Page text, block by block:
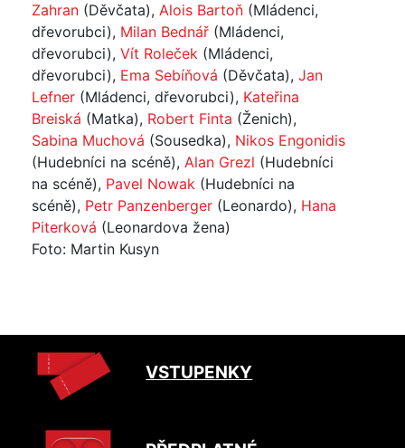
Zahran (Děvčata), Alois Bartoň (Mládenci,
dřevorubci), Milan Bednář (Mládenci,
dřevorubci), Vít Roleček (Mládenci,
dřevorubci), Ema Sebíňová (Děvčata), Jan
Lefner (Mládenci, dřevorubci), Kateřina
Breiská (Matka), Robert Finta (Ženich),
Sabina Muchová (Sousedka), Nikos Engonidis
(Hudebníci na scéně), Alan Grezl (Hudebníci
na scéně), Pavel Nowak (Hudebníci na
scéně), Petr Panzenberger (Leonardo), Hana
Piterková (Leonardova žena)
Foto: Martin Kusyn
VSTUPENKY